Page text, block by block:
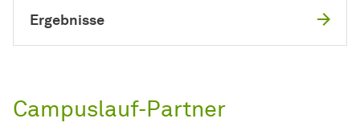
Ergebnisse
Campuslauf-Partner